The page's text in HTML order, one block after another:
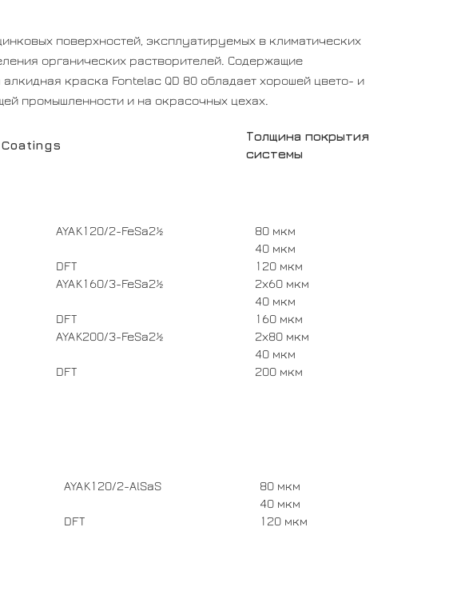
поверхностей, эксплуатируемых в климатических
органических растворителей. Содержащие
краска Fontelac QD 80 обладает хорошей цвето- и
промышленности и на окрасочных цехах.
Толщина покрытия
системы
AYAK120/2-FeSa2½
DFT
80 мкм
40 мкм
120 мкм
AYAK160/3-FeSa2½
DFT
2x60 мкм
40 мкм
160 мкм
AYAK200/3-FeSa2½
DFT
2x80 мкм
40 мкм
200 мкм
AYAK120/2-AlSaS
DFT
80 мкм
40 мкм
120 мкм